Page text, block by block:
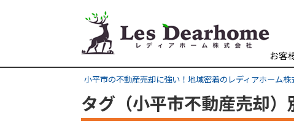
お客
小平市の不動産売却に強い！地域密着のレディアホーム株
タグ（小平市不動産売却